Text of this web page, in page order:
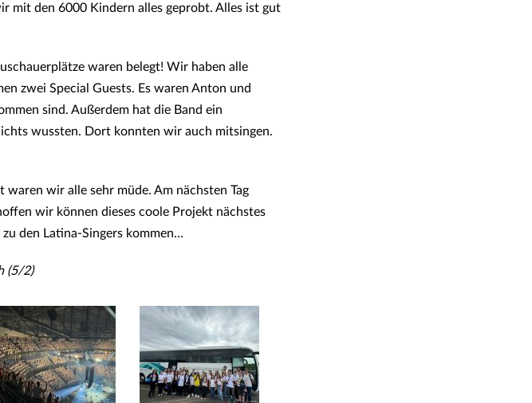
mit den 6000 Kindern alles geprobt. Alles ist gut
waren belegt! Wir haben alle
zwei Special Guests. Es waren Anton und
sind. Außerdem hat die Band ein
wussten. Dort konnten wir auch mitsingen.
wir alle sehr müde. Am nächsten Tag
wir können dieses coole Projekt nächstes
den Latina-Singers kommen…
(5/2)